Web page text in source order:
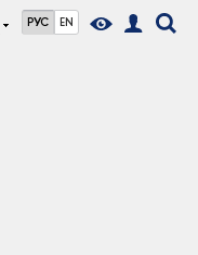
РУС EN